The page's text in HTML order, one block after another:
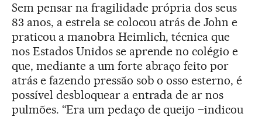
Sem pensar na fragilidade própria dos seus
83 anos, a estrela se colocou atrás de John e
praticou a manobra Heimlich, técnica que
nos Estados Unidos se aprende no colégio e
que, mediante a um forte abraço feito por
atrás e fazendo pressão sob o osso esterno, é
possível desbloquear a entrada de ar nos
pulmões. “Era um pedaço de queijo –indicou